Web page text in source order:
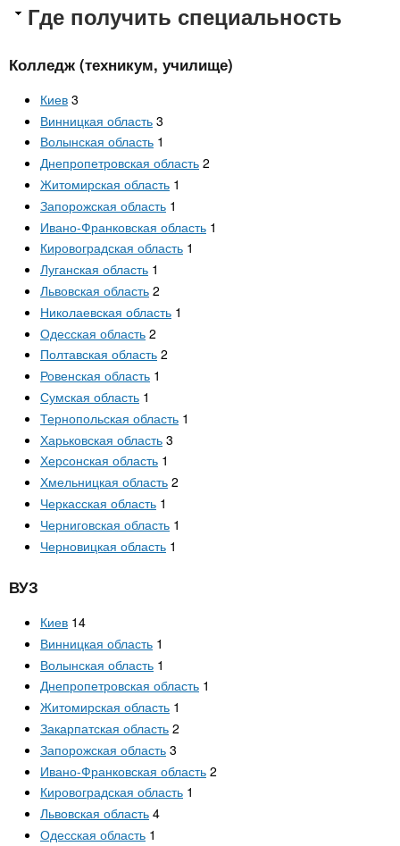
Где получить специальность
Колледж (техникум, училище)
Киев 3
Винницкая область 3
Волынская область 1
Днепропетровская область 2
Житомирская область 1
Запорожская область 1
Ивано-Франковская область 1
Кировоградская область 1
Луганская область 1
Львовская область 2
Николаевская область 1
Одесская область 2
Полтавская область 2
Ровенская область 1
Сумская область 1
Тернопольская область 1
Харьковская область 3
Херсонская область 1
Хмельницкая область 2
Черкасская область 1
Черниговская область 1
Черновицкая область 1
ВУЗ
Киев 14
Винницкая область 1
Волынская область 1
Днепропетровская область 1
Житомирская область 1
Закарпатская область 2
Запорожская область 3
Ивано-Франковская область 2
Кировоградская область 1
Львовская область 4
Одесская область 1